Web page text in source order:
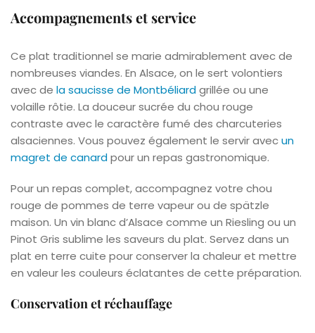
Accompagnements et service
Ce plat traditionnel se marie admirablement avec de
nombreuses viandes. En Alsace, on le sert volontiers
avec de la saucisse de Montbéliardgrillée ou une
volaille rôtie. La douceur sucrée du chou rouge
contraste avec le caractère fumé des charcuteries
alsaciennes. Vous pouvez également le servir avecun
magret de canardpour un repas gastronomique.
Pour un repas complet, accompagnez votre chou
rouge de pommes de terre vapeur ou de spätzle
maison. Un vin blanc d’Alsace comme un Riesling ou un
Pinot Gris sublime les saveurs du plat. Servez dans un
plat en terre cuite pour conserver la chaleur et mettre
en valeur les couleurs éclatantes de cette préparation.
Conservation et réchauffage